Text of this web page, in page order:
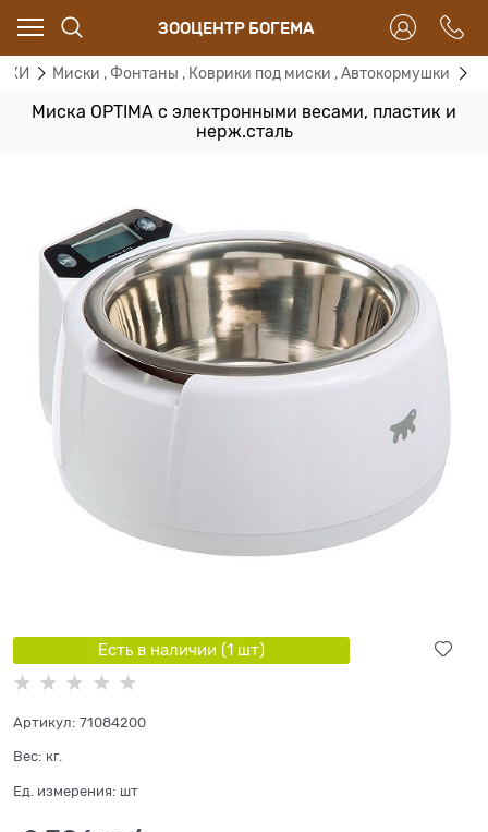
ЗООЦЕНТР БОГЕМА
Миски , Фонтаны , Коврики под миски , Автокормушки
Миска OPTIMA с электронными весами, пластик и
нерж.сталь
Есть в наличии (1 шт)
Артикул: 71084200
Вес: кг.
Ед. измерения: шт